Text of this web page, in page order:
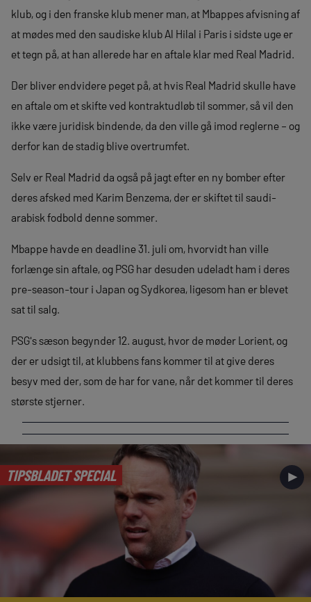
klub, og i den franske klub mener man, at Mbappes afvisning af
at mødes med den saudiske klub Al Hilal i Paris i sidste uge er
et tegn på, at han allerede har en aftale klar med Real Madrid.
Der bliver endvidere peget på, at hvis Real Madrid skulle have
en aftale om et skifte ved kontraktudløb til sommer, så vil den
ikke være juridisk bindende, da den ville gå imod reglerne – og
derfor kan de stadig blive overtrumfet.
Selv er Real Madrid da også på jagt efter en ny bomber efter
deres afsked med Karim Benzema, der er skiftet til saudi-
arabisk fodbold denne sommer.
Mbappe havde en deadline 31. juli om, hvorvidt han ville
forlænge sin aftale, og PSG har desuden udeladt ham i deres
pre-season-tour i Japan og Sydkorea, ligesom han er blevet
sat til salg.
PSG's sæson begynder 12. august, hvor de møder Lorient, og
der er udsigt til, at klubbens fans kommer til at give deres
besyv med der, som de har for vane, når det kommer til deres
største stjerner.
TIPSBLADET SPECIAL ►